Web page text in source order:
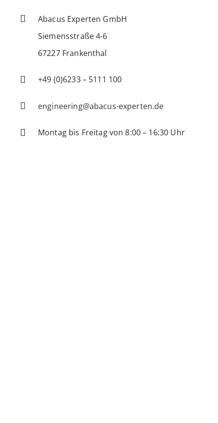
Abacus Experten GmbH
Siemensstraße 4-6
67227 Frankenthal
+49 (0)6233 – 5111 100
engineering@abacus-experten.de
Montag bis Freitag von 8:00 – 16:30 Uhr